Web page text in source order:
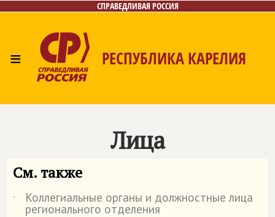
СПРАВЕДЛИВАЯ РОССИЯ
≡ РЕСПУБЛИКА КАРЕЛИЯ
Контакты
Лица
См. также
˙ Коллегиальные органы и должностные лица
регионального отделения